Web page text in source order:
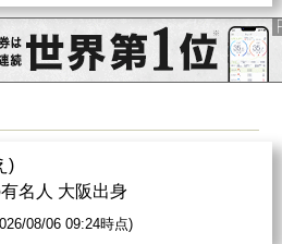
)
名人 大阪出身
08/06 09:24時点)